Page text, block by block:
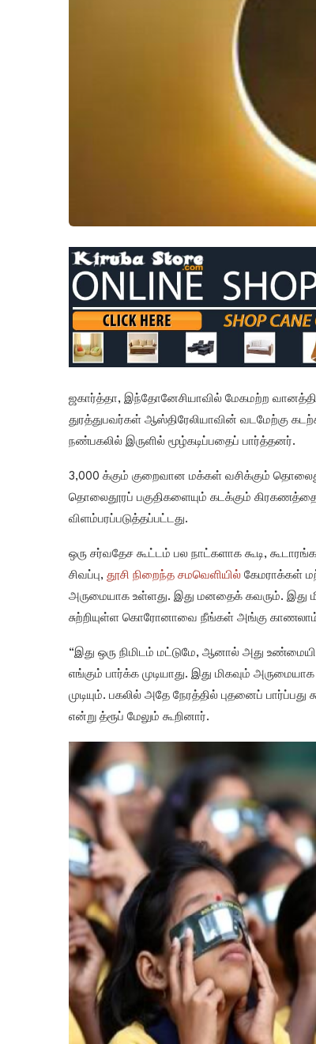
ஜகார்த்தா, இந்தோனேசியாவில் மேகமற்ற
துரத்துபவர்கள் ஆஸ்திரேலியாவின் வடமேற்கு
நண்பகலில் இருளில் மூழ்கடிப்பதைப் பார்த்தனர்.
3,000 க்கும் குறைவான மக்கள் வசிக்கும்
தொலைதூரப் பகுதிகளையும் கடக்கும்
விளம்பரப்படுத்தப்பட்டது.
ஒரு சர்வதேச கூட்டம் பல நாட்களாக கூடி,
சிவப்பு, தூசி நிறைந்த சமவெளியில் கேமராக்கள்
அருமையாக உள்ளது. இது மனதைக் கவரும். இது
சுற்றியுள்ள கொரோனாவை நீங்கள் அங்கு காணலாம்”
“இது ஒரு நிமிடம் மட்டுமே, ஆனால் அது
எங்கும் பார்க்க முடியாது. இது மிகவும்
முடியும். பகலில் அதே நேரத்தில் புதனைப்
என்று த்ரூப் மேலும் கூறினார்.